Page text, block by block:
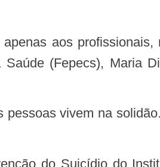
(Fepecs), Maria